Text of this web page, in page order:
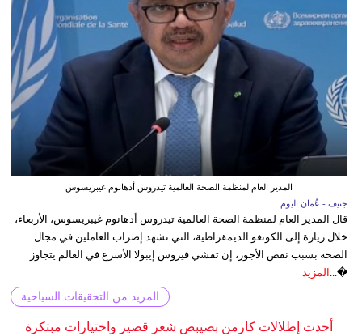
المدير العام لمنظمة الصحة العالمية تيدروس أدهانوم غيبريسوس
جنيف - عُمان اليوم
قال المدير العام لمنظمة الصحة العالمية تيدروس أدهانوم غيبريسوس، الأربعاء،
خلال زيارة إلى الكونغو الديمقراطية، التي تشهد إضراب العاملين في مجال
الصحة بسبب نقص الأجور، إن تفشي فيروس إيبولا الأسرع في العالم يتجاوز
�...
المزيد
المزيد من التحقيقات السياحية
أحدث إطلالات كارمن بصيبص شعر قصير واختيارات مبتكرة